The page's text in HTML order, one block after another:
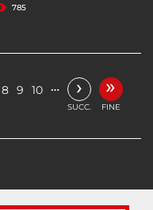
785
8 9 10 … ›
SUCC.
»
FINE